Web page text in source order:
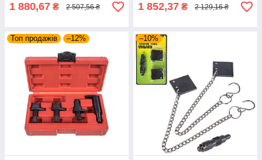
1 880,67 ₴ 2 507,56 ₴ 1 852,37 ₴ 2 129,16 ₴
Топ продажів –12% –10%